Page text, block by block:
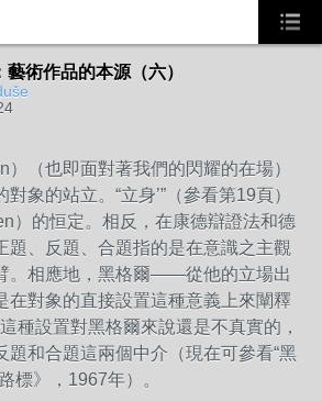
術作品的本源（六）
）（也即面對著我們的閃耀的在場）
象的站立。“立身’”（參看第19頁）
）的恒定。相反，在康德辯證法和德
題、反題、合題指的是在意識之主觀
。相應地，黑格爾——從他的立場出
對象的直接設置這種意義上來闡釋
種設置對黑格爾來說還是不真實的，
題和合題這兩個中介（現在可參看“黑
標》，1967年）。